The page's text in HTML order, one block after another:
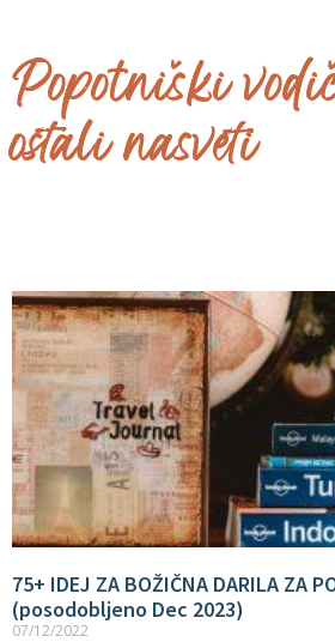
Popotniški
ostali nasveti
75+ IDEJ ZA BOŽIČNA DARILA ZA
(posodobljeno Dec 2023)
07/12/2022